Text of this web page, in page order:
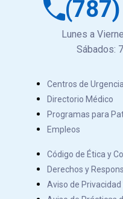
Lunes a
Sábados:
Centros de
Directorio Médico
Programas para
Empleos
Código de Ética y
Derechos y
Aviso de Privacidad